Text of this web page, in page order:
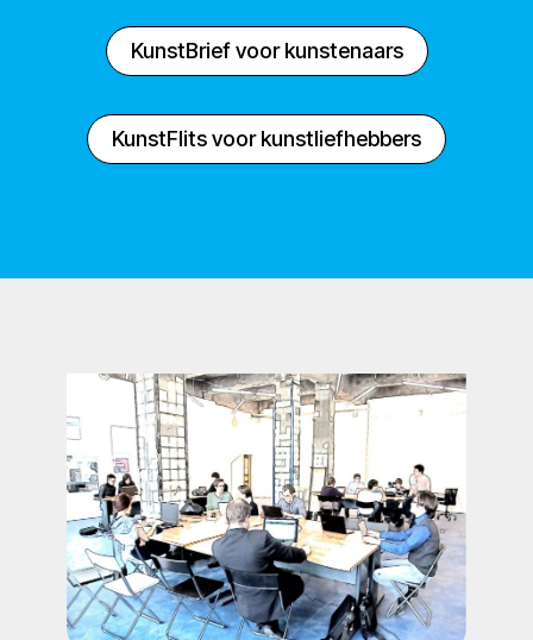
KunstBrief voor kunstenaars
KunstFlits voor kunstliefhebbers